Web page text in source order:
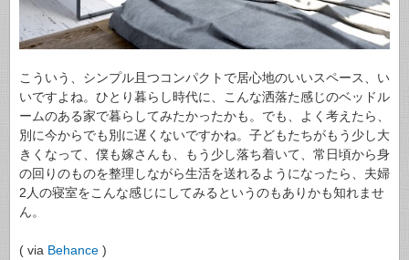
こういう、シンプル且つコンパクトで居心地のいいスペース、い
いですよね。ひとり暮らし時代に、こんな洒落た感じのベッドル
ームのある家で暮らしてみたかったかも。でも、よく考えたら、
別に今からでも別に遅くないですかね。子どもたちがもう少し大
きくなって、僕も嫁さんも、もう少し落ち着いて、常日頃から身
の回りのものを整理しながら生活を送れるようになったら、夫婦
2人の寝室をこんな感じにしてみるというのもありかも知れませ
ん。
( via Behance )